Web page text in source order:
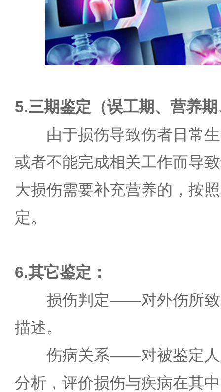
5.三期鉴定（误工期、营养
由于损伤导致伤者日常生
或者不能完成相关工作而导
大损伤需要补充营养的，按
定。
6.其它鉴定：
损伤判定——对外伤所致
描述。
伤病关系——对被鉴定人
分析，评价损伤与疾病在其